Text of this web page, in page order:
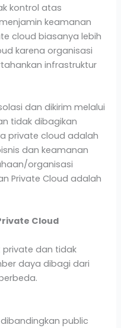
kontrol atas
keamanan
cloud biasanya lebih
karena organisasi
infrastruktur
dan dikirim melalui
tidak dibagikan
private cloud adalah
dan keamanan
organisasi
Private Cloud adalah
Cloud
private dan tidak
daya dibagi dari
public